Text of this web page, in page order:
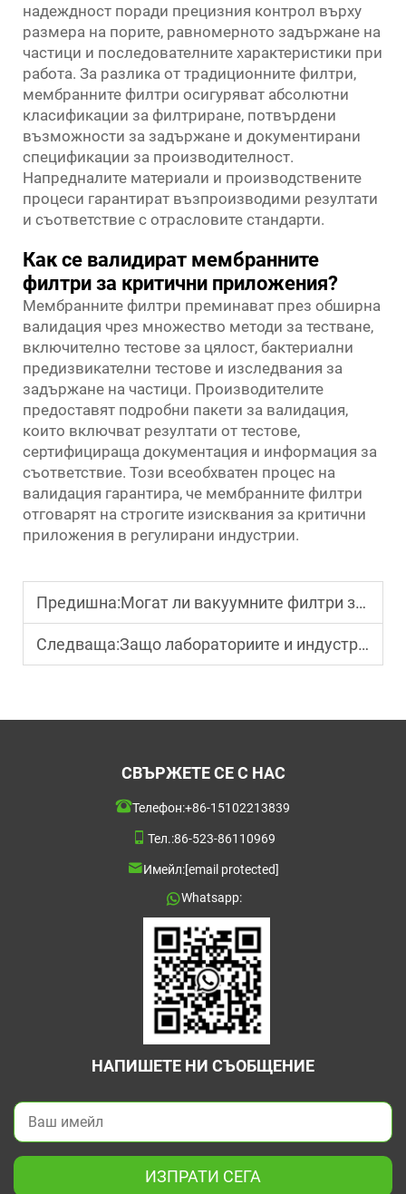
надеждност поради прецизния контрол върху
размера на порите, равномерното задържане на
частици и последователните характеристики при
работа. За разлика от традиционните филтри,
мембранните филтри осигуряват абсолютни
класификации за филтриране, потвърдени
възможности за задържане и документирани
спецификации за производителност.
Напредналите материали и производствените
процеси гарантират възпроизводими резултати
и съответствие с отрасловите стандарти.
Как се валидират мембранните
филтри за критични приложения?
Мембранните филтри преминават през обширна
валидация чрез множество методи за тестване,
включително тестове за цялост, бактериални
предизвикателни тестове и изследвания за
задържане на частици. Производителите
предоставят подробни пакети за валидация,
които включват резултати от тестове,
сертифицираща документация и информация за
съответствие. Този всеобхватен процес на
валидация гарантира, че мембранните филтри
отговарят на строгите изисквания за критични
приложения в регулирани индустрии.
Предишна:Могат ли вакуумните филтри за лаборатории да подобрят точността при тестването?
Следваща:Защо лабораториите и индустриите предпочитат мембранни филтри?
СВЪРЖЕТЕ СЕ С НАС
Телефон:+86-15102213839
Тел.:86-523-86110969
Имейл:[email protected]
Whatsapp:
НАПИШЕТЕ НИ СЪОБЩЕНИЕ
ИЗПРАТИ СЕГА